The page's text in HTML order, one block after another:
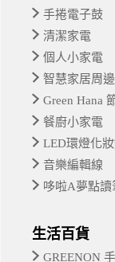
手捲電子鼓
清潔家電
個人小家電
智慧家居周邊
Green Hana
餐廚小家電
LED環燈化
音樂編輯線
哆啦A夢點讀
生活百貨
GREENON